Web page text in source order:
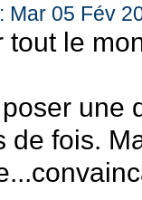
Mar 05 Fév
tout le
une
de fois.